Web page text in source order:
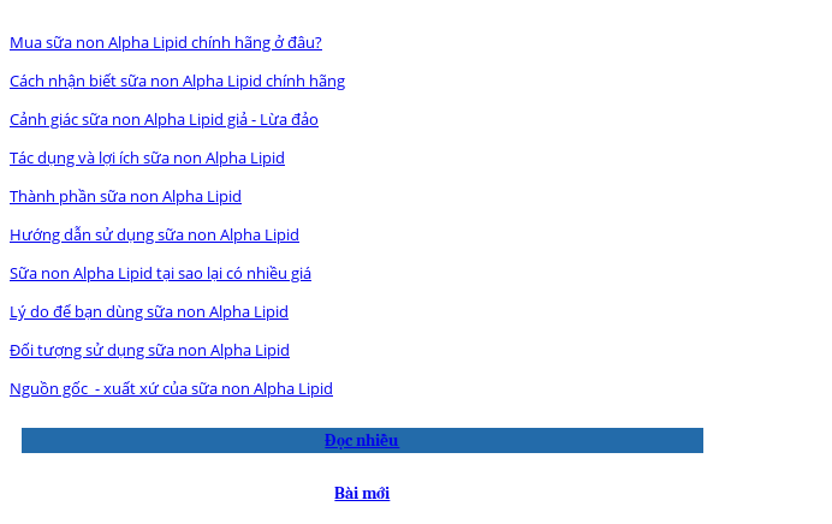
Mua sữa non Alpha Lipid chính hãng ở đâu?
Cách nhận biết sữa non Alpha Lipid chính hãng
Cảnh giác sữa non Alpha Lipid giả - Lừa đảo
Tác dụng và lợi ích sữa non Alpha Lipid
Thành phần sữa non Alpha Lipid
Hướng dẫn sử dụng sữa non Alpha Lipid
Sữa non Alpha Lipid tại sao lại có nhiều giá
Lý do để bạn dùng sữa non Alpha Lipid
Đối tượng sử dụng sữa non Alpha Lipid
Nguồn gốc - xuất xứ của sữa non Alpha Lipid
Đọc nhiều
Bài mới